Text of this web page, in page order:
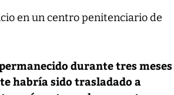
en un centro penitenciario de
durante tres meses
habría sido trasladado a